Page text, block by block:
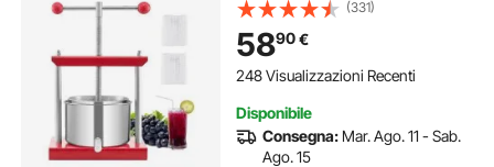
Bevande Alcoliche Pressa
per Sidro, Mela, Uva, Tintura,
Miele, Olio d'Oliva Cucina,
(331)
5890€
248 Visualizzazioni Recenti
Disponibile
Consegna: Mar. Ago. 11 - Sab.
Ago. 15